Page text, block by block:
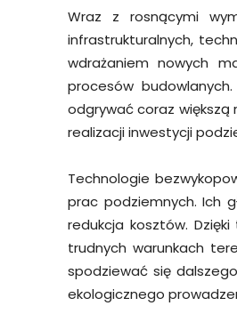
Wraz z rosnącymi
infrastrukturalnych,
wdrażaniem nowych
procesów
odgrywać coraz większą
realizacji inwestycji
Technologie
prac podziemnych. Ich
redukcja kosztów.
trudnych warunkach
spodziewać się
ekologicznego